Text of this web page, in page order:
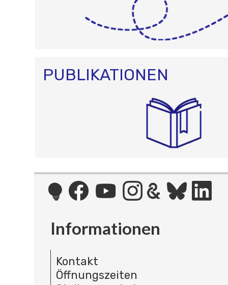
PUBLIKATIONEN
Informationen
Kontakt
Öffnungszeiten